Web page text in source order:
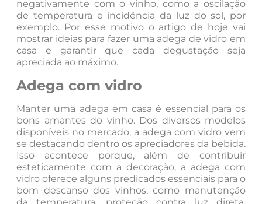
negativamente com o vinho, como a oscilação
de temperatura e incidência da luz do sol, por
exemplo. Por esse motivo o artigo de hoje vai
mostrar ideias para fazer uma adega de vidro em
casa e garantir que cada degustação seja
apreciada ao máximo.
Adega com vidro
Manter uma adega em casa é essencial para os
bons amantes do vinho. Dos diversos modelos
disponíveis no mercado, a adega com vidro vem
se destacando dentro os apreciadores da bebida.
Isso acontece porque, além de contribuir
esteticamente com a decoração, a adega com
vidro oferece alguns predicados essenciais para o
bom descanso dos vinhos, como manutenção